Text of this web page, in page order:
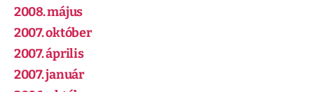
2008. május
2007. október
2007. április
2007. január